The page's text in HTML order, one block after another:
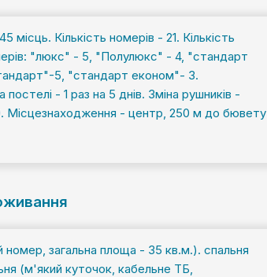
місць. Кількість номерів - 21. Кількість
"люкс" - 5, "Полулюкс" - 4, "стандарт
5, "стандарт економ"- 3.
- 1 раз на 5 днів. Зміна рушників -
Місцезнаходження - центр, 250 м до бювету
номер, загальна площа - 35 кв.м.). спальня
(м'який куточок, кабельне ТБ,